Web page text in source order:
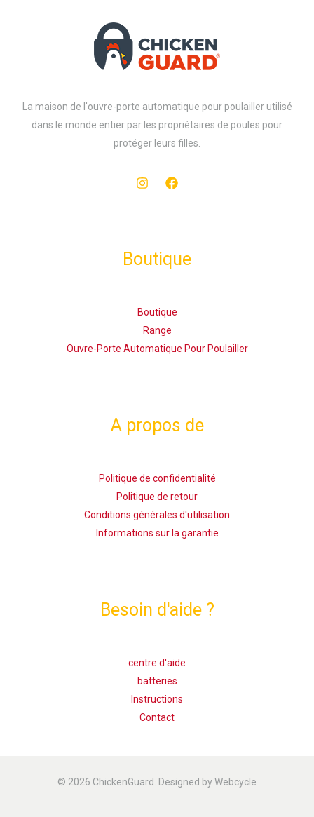
La maison de l'ouvre-porte automatique pour poulailler utilisé
dans le monde entier par les propriétaires de poules pour
protéger leurs filles.
Boutique
Boutique
Range
Ouvre-Porte Automatique Pour Poulailler
A propos de
Politique de confidentialité
Politique de retour
Conditions générales d'utilisation
Informations sur la garantie
Besoin d'aide ?
centre d'aide
batteries
Instructions
Contact
© 2026 ChickenGuard. Designed by Webcycle